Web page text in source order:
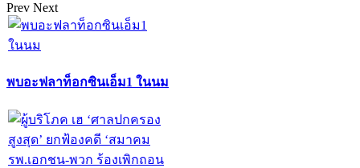
Prev Next
พบอะฟลาท็อกซินเอ็ม1 ในนม